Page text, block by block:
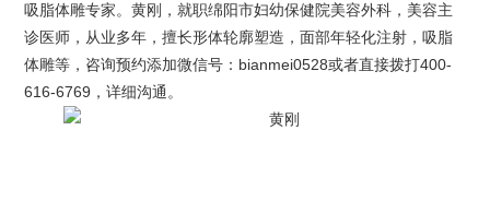
吸脂体雕专家。黄刚，就职绵阳市妇幼保健院美容外科，美容主
诊医师，从业多年，擅长形体轮廓塑造，面部年轻化注射，吸脂
体雕等，咨询预约添加微信号：bianmei0528或者直接拨打400-
616-6769，详细沟通。